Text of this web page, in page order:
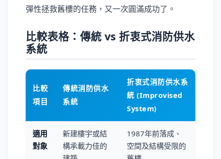
彈性拯救舊樓的任務，又一次圓滿成功了。
比較表格：傳統 vs 折衷式消防供水
系統
比較
項目
傳統消防供水
系統
折衷式消防供水系
統 (Improvised
System)
適用
對象
新建樓宇或結
構承載力佳的
1987年前落成、
空間及結構受限的